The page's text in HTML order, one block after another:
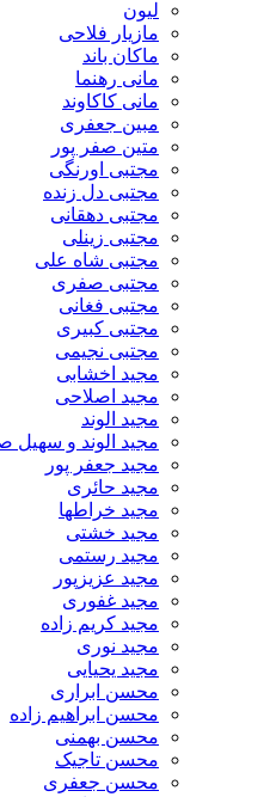
مازیار فلاحی
ماکان باند
مانی رهنما
مانی کاکاوند
مبین جعفری
متین صفر پور
مجتبی اورنگی
مجتبی دل زنده
مجتبی دهقانی
مجتبی زینلی
مجتبی شاه علی
مجتبی صفری
مجتبی فغانی
مجتبی کبیری
مجتبی نجیمی
مجید اخشابی
مجید اصلاحی
مجید الوند‎
مجید الوند و سهیل صداقت
مجید جعفر پور
مجید حائری
مجید خراطها
مجید خشتی
مجید رستمی
مجید عزیزپور
مجید غفوری
مجید کریم زاده
مجید نوری
مجید یحیایی
محسن ابراری
محسن ابراهیم زاده
محسن بهمنی
محسن تاجیک
محسن جعفری